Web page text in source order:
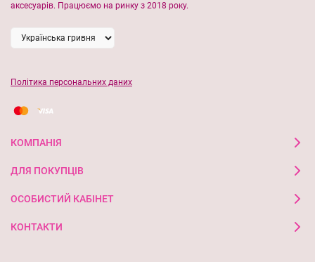
привабливими, а пептиди піклуються про їхню гладкість і
доглянутість.⁣
аксесуарів. Працюємо на ринку з 2018 року.
Політика персональних даних
КОМПАНІЯ
ДЛЯ ПОКУПЦІВ
ОСОБИСТИЙ КАБІНЕТ
КОНТАКТИ